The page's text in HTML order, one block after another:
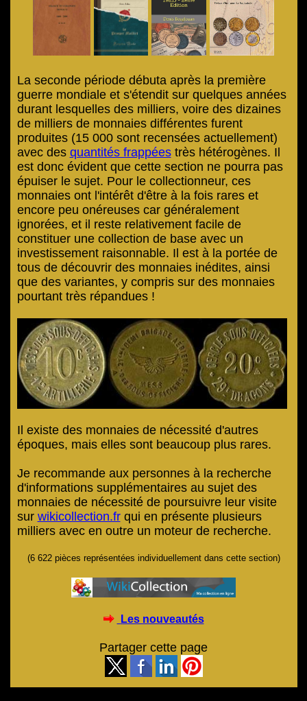
La seconde période débuta après la première
guerre mondiale et s'étendit sur quelques années
durant lesquelles des milliers, voire des dizaines
de milliers de monnaies différentes furent
produites (15 000 sont recensées actuellement)
avec des quantités frappéestrès hétérogènes. Il
est donc évident que cette section ne pourra pas
épuiser le sujet. Pour le collectionneur, ces
monnaies ont l'intérêt d'être à la fois rares et
encore peu onéreuses car généralement
ignorées, et il reste relativement facile de
constituer une collection de base avec un
investissement raisonnable. Il est à la portée de
tous de découvrir des monnaies inédites, ainsi
que des variantes, y compris sur des monnaies
pourtant très répandues !
Il existe des monnaies de nécessité d'autres
époques, mais elles sont beaucoup plus rares.
Je recommande aux personnes à la recherche
d'informations supplémentaires au sujet des
monnaies de nécessité de poursuivre leur visite
sur wikicollection.frqui en présente plusieurs
milliers avec en outre un moteur de recherche.
(6 622 pièces représentées individuellement dans cette section)
Les nouveautés
Partager cette page